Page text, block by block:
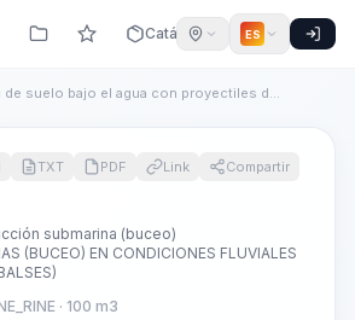
Catálogo ES
Excavación de suelo bajo el agua con proyectiles de succión ...
TXT PDF Link
Compartir
submarina (buceo)
(BUCEO) EN CONDICIONES FLUVIALES
· 100 m3